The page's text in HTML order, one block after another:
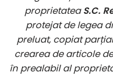
proprietateaS.C.
protejat de legea
preluat, copiat
crearea de articole
în prealabil al